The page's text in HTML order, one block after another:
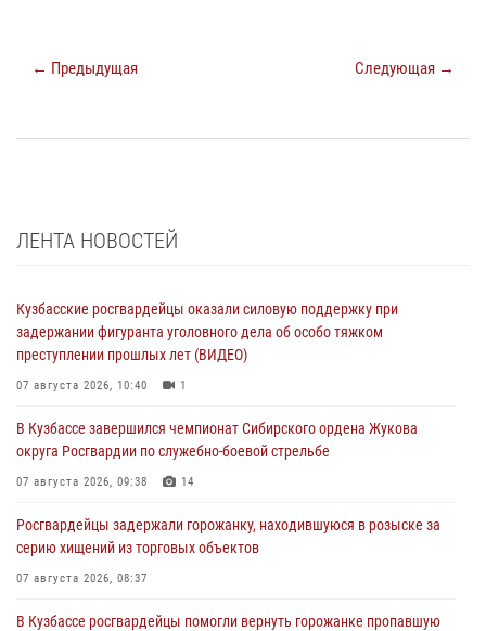
← Предыдущая Следующая →
ЛЕНТА НОВОСТЕЙ
Кузбасские росгвардейцы оказали силовую поддержку при
задержании фигуранта уголовного дела об особо тяжком
преступлении прошлых лет (ВИДЕО)
07 августа 2026, 10:40 1
В Кузбассе завершился чемпионат Сибирского ордена Жукова
округа Росгвардии по служебно-боевой стрельбе
07 августа 2026, 09:38 14
Росгвардейцы задержали горожанку, находившуюся в розыске за
серию хищений из торговых объектов
07 августа 2026, 08:37
В Кузбассе росгвардейцы помогли вернуть горожанке пропавшую